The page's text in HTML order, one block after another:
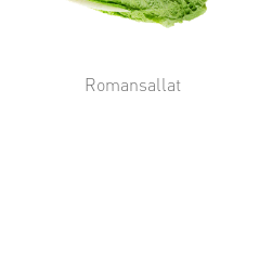
Romansallat